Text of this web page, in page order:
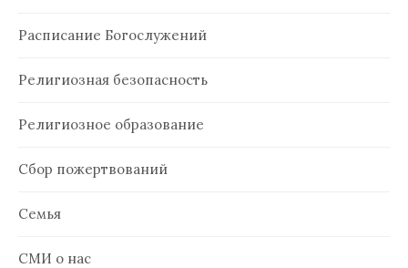
Расписание Богослужений
Религиозная безопасность
Религиозное образование
Сбор пожертвований
Семья
СМИ о нас